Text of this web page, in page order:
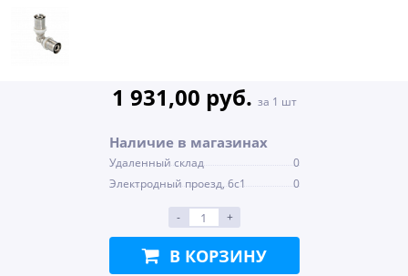
1 931,00 руб. за 1 шт
Наличие в магазинах
Удаленный склад
0
Электродный проезд, 6с1
0
- +
В КОРЗИНУ